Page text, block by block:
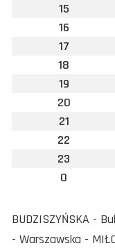
15
16
17
18
19
20
21
22
23
0
BUDZISZYŃSKA -
- Warszawska -